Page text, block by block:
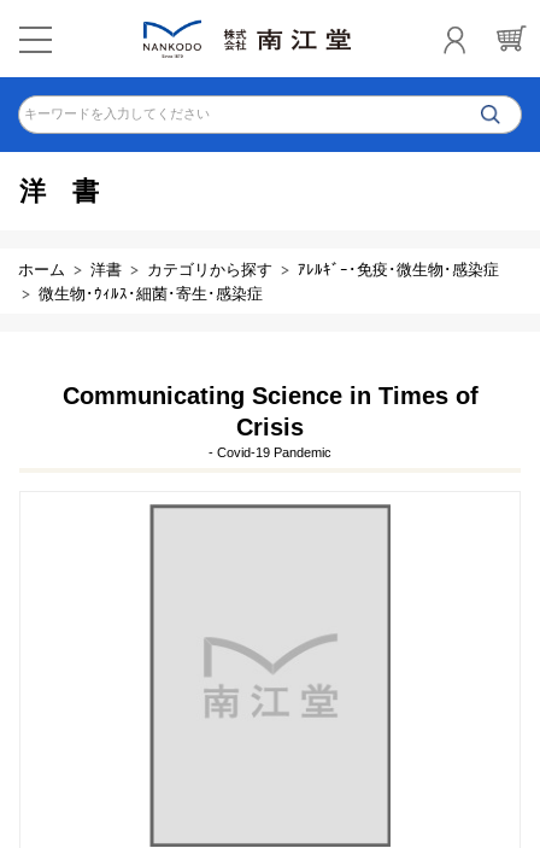
キーワードを入力してください
洋書
ホーム 洋書 カテゴリから探す
ｱﾚﾙｷﾞｰ･免疫･微生物･感染症
微生物･ｳｨﾙｽ･細菌･寄生･感染症
Communicating Science in Times of
Crisis
- Covid-19 Pandemic